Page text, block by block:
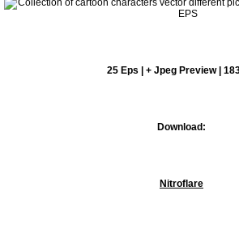
25 Eps | + Jpeg Preview |
Download:
Nitroflare